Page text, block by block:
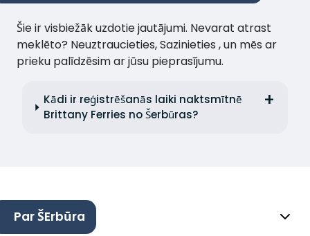
Šie ir visbiežāk uzdotie jautājumi. Nevarat atrast
meklēto? Neuztraucieties, Sazinieties , un mēs ar
prieku palīdzēsim ar jūsu pieprasījumu.
Kādi ir reģistrēšanās laiki naktsmītnē
Brittany Ferries no Šerbūras?
Par ŠErbūra